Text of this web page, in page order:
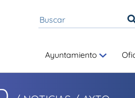
Ayuntamiento